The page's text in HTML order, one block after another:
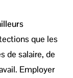
que les
de salaire, de
Employer